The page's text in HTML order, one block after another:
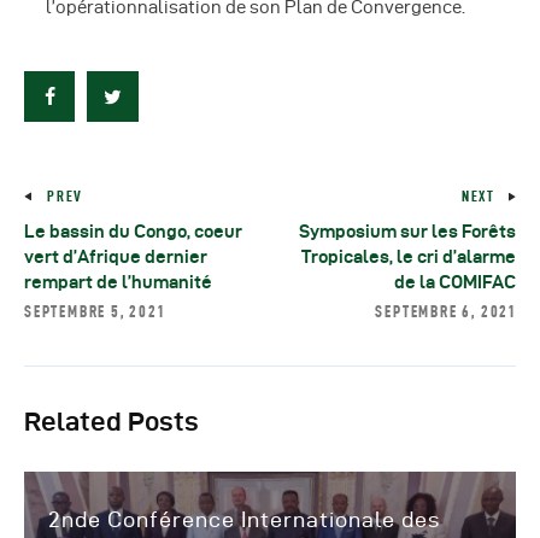
l’opérationnalisation de son Plan de Convergence.
PREV
Le bassin du Congo, coeur
vert d’Afrique dernier
rempart de l’humanité
SEPTEMBRE 5, 2021
NEXT
Symposium sur les Forêts
Tropicales, le cri d’alarme
de la COMIFAC
SEPTEMBRE 6, 2021
Related Posts
2nde Conférence Internationale des